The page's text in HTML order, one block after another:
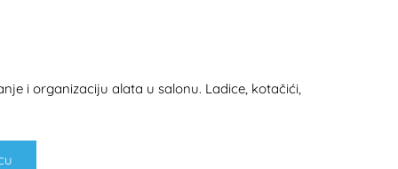
i organizaciju alata u salonu. Ladice, kotačići,